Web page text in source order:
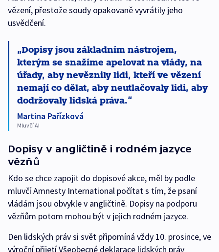
vězení, přestože soudy opakovaně vyvrátily jeho
usvědčení.
Dopisy jsou základním nástrojem,
kterým se snažíme apelovat na vlády, na
úřady, aby nevěznily lidi, kteří ve vězení
nemají co dělat, aby neutlačovaly lidi, aby
dodržovaly lidská práva.
Martina Pařízková
Mluvčí AI
Dopisy v angličtině i rodném jazyce
vězňů
Kdo se chce zapojit do dopisové akce, měl by podle
mluvčí Amnesty International počítat s tím, že psaní
vládám jsou obvykle v angličtině. Dopisy na podporu
vězňům potom mohou být v jejich rodném jazyce.
Den lidských práv si svět připomíná vždy 10. prosince, ve
výroční přijetí Všeobecné deklarace lidských práv